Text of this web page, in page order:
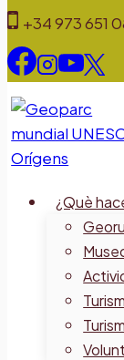
al
contenido
+34 973 651
¿Què